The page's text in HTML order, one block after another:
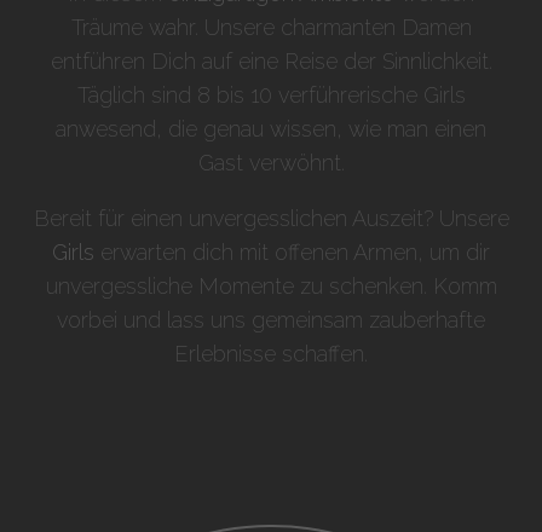
Träume wahr. Unsere charmanten Damen
entführen Dich auf eine Reise der Sinnlichkeit.
Täglich sind 8 bis 10 verführerische Girls
anwesend, die genau wissen, wie man einen
Gast verwöhnt.
Bereit für einen unvergesslichen Auszeit? Unsere
Girls erwarten dich mit offenen Armen, um dir
unvergessliche Momente zu schenken. Komm
vorbei und lass uns gemeinsam zauberhafte
Erlebnisse schaffen.